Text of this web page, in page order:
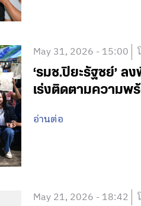
May 31, 2026 - 15:00
‘รมช.ปิยะรัฐชย์’
เร่งติดตามความพ
อ่านต่อ
May 21, 2026 - 18:42